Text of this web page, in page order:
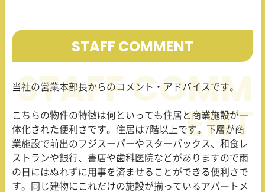
STAFF COMMENT
当社の営業本部長からのコメント・アドバイスです。
こちらの物件の特徴は何といっても住居と商業施設が一
体化された便利さです。住居は7階以上です。下層が商
業施設で前出のフジスーパーやスターバックス、和食レ
ストランや銀行、書店や歯科医院などがありますので雨
の日にはぬれずに用事を済ませることができる便利さで
す。同じ建物にこれだけの施設が揃っているアパートメ